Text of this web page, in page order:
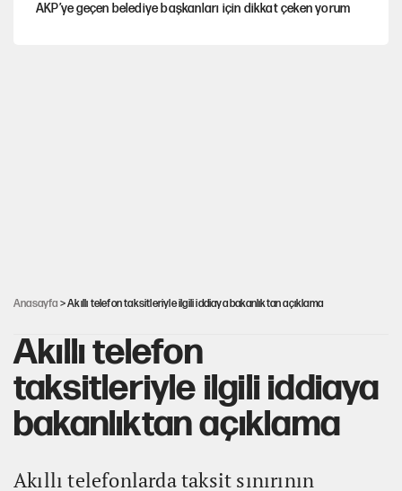
AKP’ye geçen belediye başkanları için dikkat çeken yorum
Anasayfa > Akıllı telefon taksitleriyle ilgili iddiaya bakanlıktan açıklama
Akıllı telefon
taksitleriyle ilgili iddiaya
bakanlıktan açıklama
Akıllı telefonlarda taksit sınırının